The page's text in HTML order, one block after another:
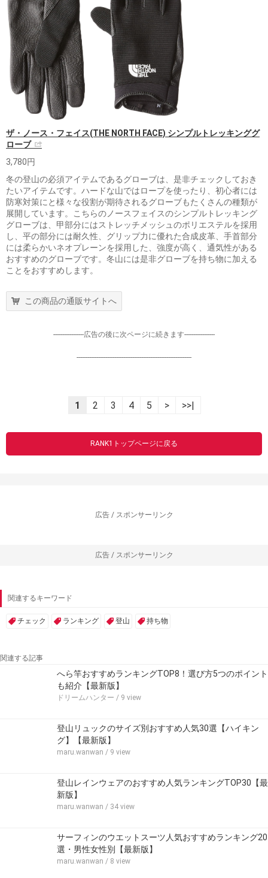
ザ・ノース・フェイス(THE NORTH FACE) シンプルトレッキンググ
ローブ
3,780円
冬の登山の必須アイテムであるグローブは、是非チェックしておき
たいアイテムです。ハードな山ではロープを使ったり、初心者には
防寒対策にと様々な役割が期待されるグローブもたくさんの種類が
展開しています。こちらのノースフェイスのシンプルトレッキング
グローブは、甲部分にはストレッチメッシュのポリエステルを採用
し、平の部分には耐久性、グリップ力に優れた合成皮革、手首部分
には柔らかいネオプレーンを採用した、強度が高く、通気性がある
おすすめのグローブです。冬山には是非グローブを持ち物に加える
ことをおすすめします。
この商品の通販サイトへ
-----------------広告の後に次ページに続きます-----------------
----------------------------------------------------------------
1 2 3 4 5 > >>|
RANK1トップページに戻る
広告 / スポンサーリンク
広告 / スポンサーリンク
関連するキーワード
チェック ランキング 登山 持ち物
関連する記事
へら竿おすすめランキングTOP8！選び方5つのポイント
も紹介【最新版】
ドリームハンター / 9 view
登山リュックのサイズ別おすすめ人気30選【ハイキン
グ】【最新版】
maru.wanwan / 9 view
登山レインウェアのおすすめ人気ランキングTOP30【最
新版】
maru.wanwan / 34 view
サーフィンのウエットスーツ人気おすすめランキング20
選・男性女性別【最新版】
maru.wanwan / 8 view